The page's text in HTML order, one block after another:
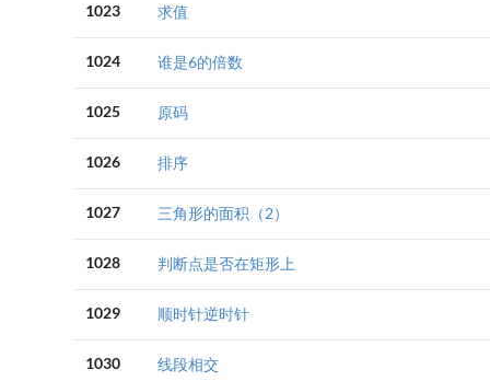
1023 求值
1024 谁是6的倍数
1025 原码
1026 排序
1027 三角形的面积（2）
1028 判断点是否在矩形上
1029 顺时针逆时针
1030 线段相交